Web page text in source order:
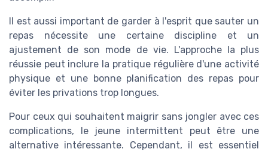
Il est aussi important de garder à l'esprit que sauter un
repas nécessite une certaine discipline et un
ajustement de son mode de vie. L'approche la plus
réussie peut inclure la pratique régulière d'une activité
physique et une bonne planification des repas pour
éviter les privations trop longues.
Pour ceux qui souhaitent maigrir sans jongler avec ces
complications, le jeune intermittent peut être une
alternative intéressante. Cependant, il est essentiel